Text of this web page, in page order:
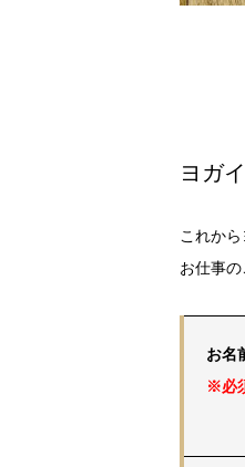
ヨガ
これか
お仕事
お名
※必